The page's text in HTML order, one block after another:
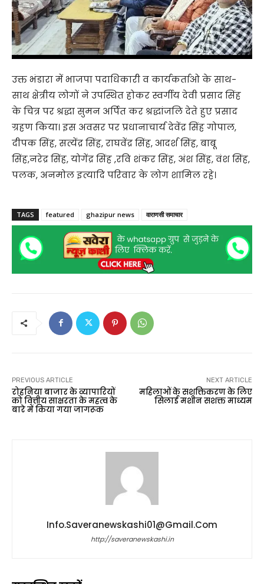
उक्त भंडारा में भाजपा पदाधिकारी व कार्यकर्ताओ के साथ-
साथ क्षेत्रीय लोगों ने उपस्थित होकर स्वर्गीय देवी प्रसाद सिंह
के चित्र पर श्रद्धा सुमन अर्पित कर श्रद्धांजलि देते हुए प्रसाद
ग्रहण किया। इस अवसर पर प्रधानाचार्य देवेंद्र सिंह गोपाल,
दीपक सिंह, सत्येंद्र सिंह, राघवेंद्र सिंह, आदर्श सिंह, बाबू
सिंह,नरेद्र सिंह, योगेंद्र सिंह ,रवि शंकर सिंह, अंश सिंह, वंश सिंह,
पलक, अनमोल इत्यादि परिवार के लोग शामिल रहे।
TAGS featured ghazipur news वाराणसी समाचार
PREVIOUS ARTICLE
रोहनिया बाजार के व्यापारियों
को वित्तीय साक्षरता के महत्व के
बारे में किया गया जागरूक
NEXT ARTICLE
महिलाओं के सशक्तिकरण के लिए
सिलाई मशीन सशक्त माध्यम
Info.saveranewskashi01@gmail.com
http://saveranewskashi.in